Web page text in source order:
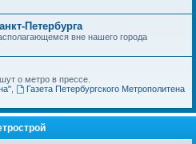
Петербурга
вне нашего города
о метро в прессе.
,
Газета Петербургского Метрополитена